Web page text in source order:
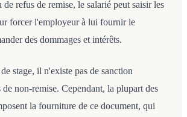
refus de remise, le salarié peut saisir les
forcer l'employeur à lui fournir le
des dommages et intérêts.
stage, il n'existe pas de sanction
de non-remise. Cependant, la plupart des
la fourniture de ce document, qui